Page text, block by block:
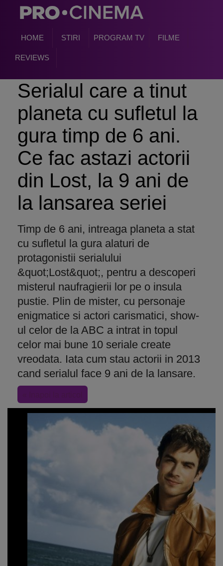
HOME STIRI PROGRAM TV FILME
REVIEWS
Serialul care a tinut
planeta cu sufletul la
gura timp de 6 ani.
Ce fac astazi actorii
din Lost, la 9 ani de
la lansarea seriei
Timp de 6 ani, intreaga planeta a stat
cu sufletul la gura alaturi de
protagonistii serialului
&quot;Lost&quot;, pentru a descoperi
misterul naufragierii lor pe o insula
pustie. Plin de mister, cu personaje
enigmatice si actori carismatici, show-
ul celor de la ABC a intrat in topul
celor mai bune 10 seriale create
vreodata. Iata cum stau actorii in 2013
cand serialul face 9 ani de la lansare.